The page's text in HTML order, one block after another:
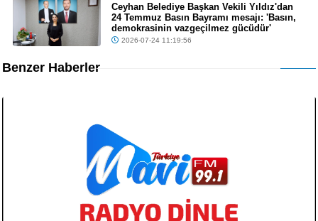
Ceyhan Belediye Başkan Vekili Yıldız'dan
24 Temmuz Basın Bayramı mesajı: 'Basın,
demokrasinin vazgeçilmez gücüdür'
2026-07-24 11:19:56
Benzer Haberler